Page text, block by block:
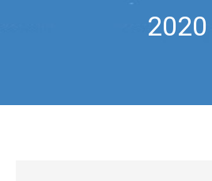
2020
You are here: